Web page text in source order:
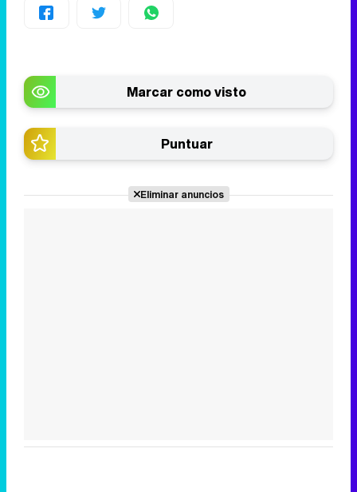
Marcar como visto
Puntuar
Eliminar anuncios